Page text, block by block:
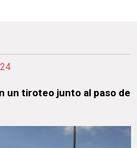
un tiroteo junto al paso de